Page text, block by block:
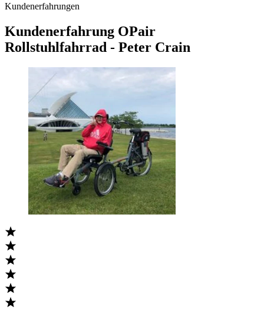
Kundenerfahrungen
Kundenerfahrung OPair
Rollstuhlfahrrad - Peter Crain